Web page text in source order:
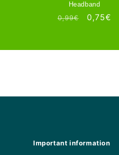
Headband
Regular
0,99€
Sale
0,75€
Important information